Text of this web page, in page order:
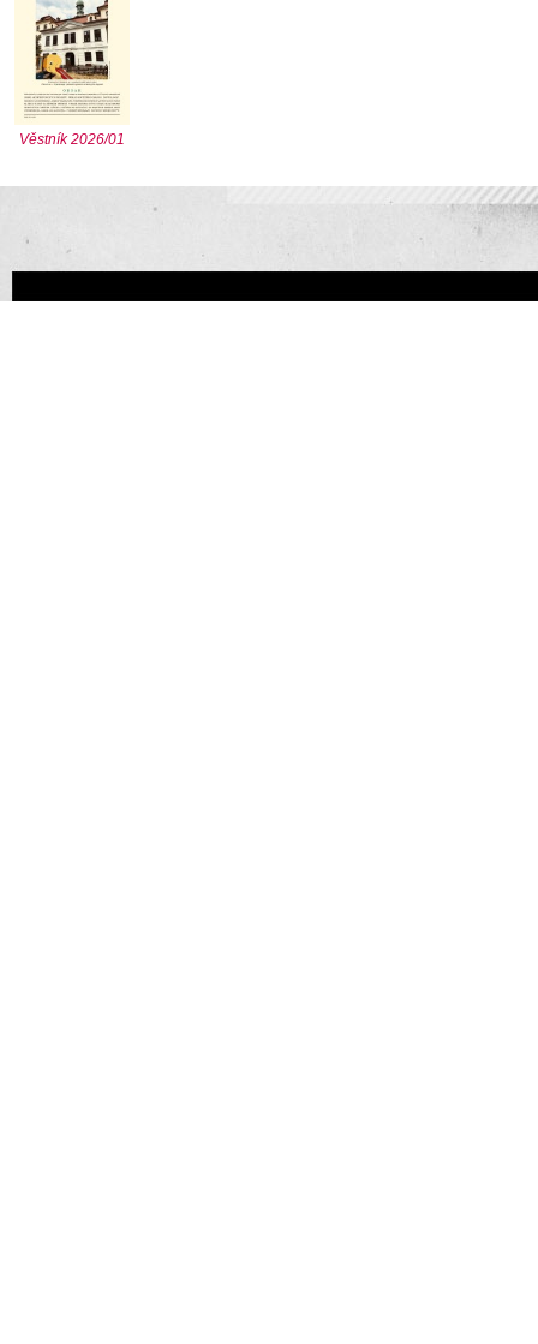
Věstník 2026/01